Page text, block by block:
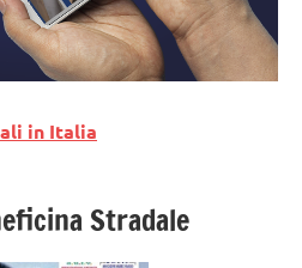
in Italia
Stradale